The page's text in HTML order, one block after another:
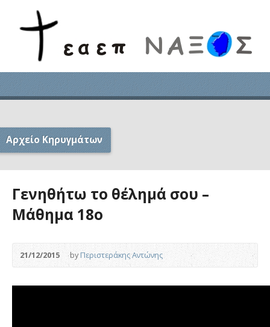
Αρχείο Κηρυγμάτων
Γενηθήτω το θέλημά σου –
Μάθημα 18ο
21/12/2015 byΠεριστεράκης Αντώνης